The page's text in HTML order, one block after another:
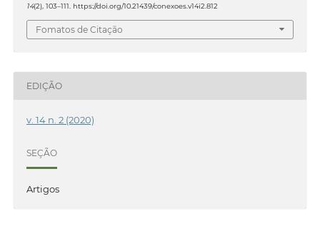
14(2), 103–111. https://doi.org/10.21439/conexoes.v14i2.812
Fomatos de Citação
EDIÇÃO
v. 14 n. 2 (2020)
SEÇÃO
Artigos